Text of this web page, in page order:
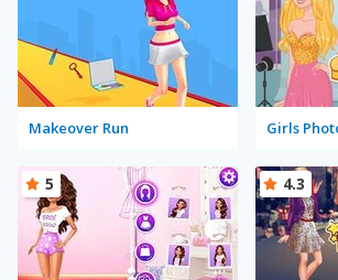
Makeover Run
5 4.3